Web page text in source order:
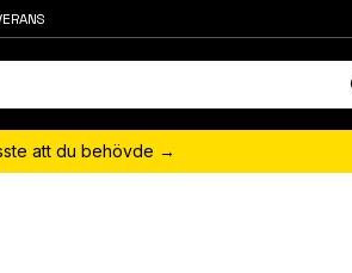
att du behövde →